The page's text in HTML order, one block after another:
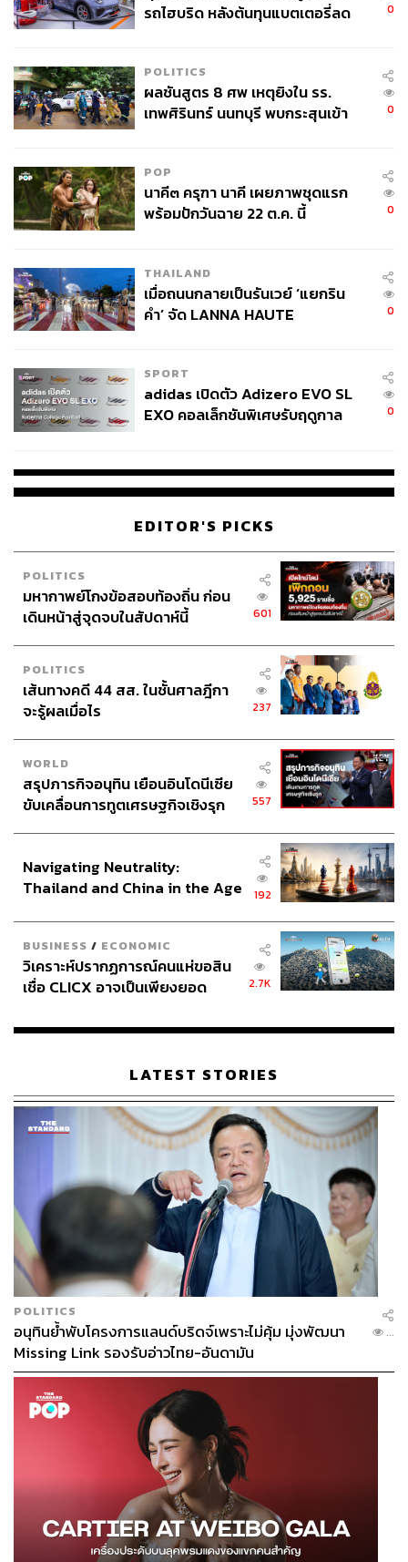
รถไฮบริด หลังต้นทุนแบตเตอรี่ลด
0
POLITICS
ผลชันสูตร 8 ศพ เหตุยิงใน รร.
เทพศิรินทร์ นนทบุรี พบกระสุนเข้า
0
POP
นาคี๓ ครุฑา นาคี เผยภาพชุดแรก
พร้อมปักวันฉาย 22 ต.ค. นี้
0
THAILAND
เมื่อถนนกลายเป็นรันเวย์ ‘แยกริน
คำ’ จัด LANNA HAUTE
0
SPORT
adidas เปิดตัว Adizero EVO SL
EXO คอลเล็กชันพิเศษรับฤดูกาล
0
EDITOR'S PICKS
POLITICS
มหากาพย์โกงข้อสอบท้องถิ่น ก่อน
เดินหน้าสู่จุดจบในสัปดาห์นี้
601
POLITICS
เส้นทางคดี 44 สส. ในชั้นศาลฎีกา
จะรู้ผลเมื่อไร
237
WORLD
สรุปภารกิจอนุทิน เยือนอินโดนีเซีย
ขับเคลื่อนการทูตเศรษฐกิจเชิงรุก
557
Navigating Neutrality:
Thailand and China in the Age
192
BUSINESS / ECONOMIC
วิเคราะห์ปรากฏการณ์คนแห่ขอสิน
เชื่อ CLICX อาจเป็นเพียงยอด
เรือนไทยที่ถูกซุกไว้
2.7K
LATEST STORIES
POLITICS
อนุทินย้ำพับโครงการแลนด์บริดจ์เพราะไม่คุ้ม มุ่งพัฒนา
Missing Link รองรับอ่าวไทย-อันดามัน
...